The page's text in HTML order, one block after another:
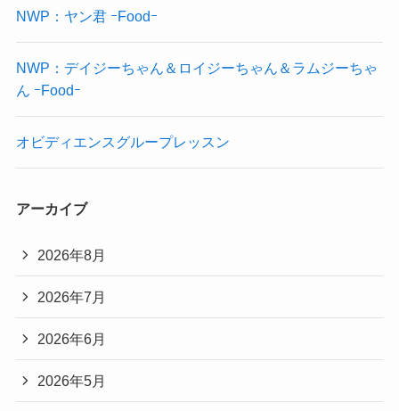
NWP：ヤン君 ｰFoodｰ
NWP：デイジーちゃん＆ロイジーちゃん＆ラムジーちゃ
ん ｰFoodｰ
オビディエンスグループレッスン
アーカイブ
2026年8月
2026年7月
2026年6月
2026年5月